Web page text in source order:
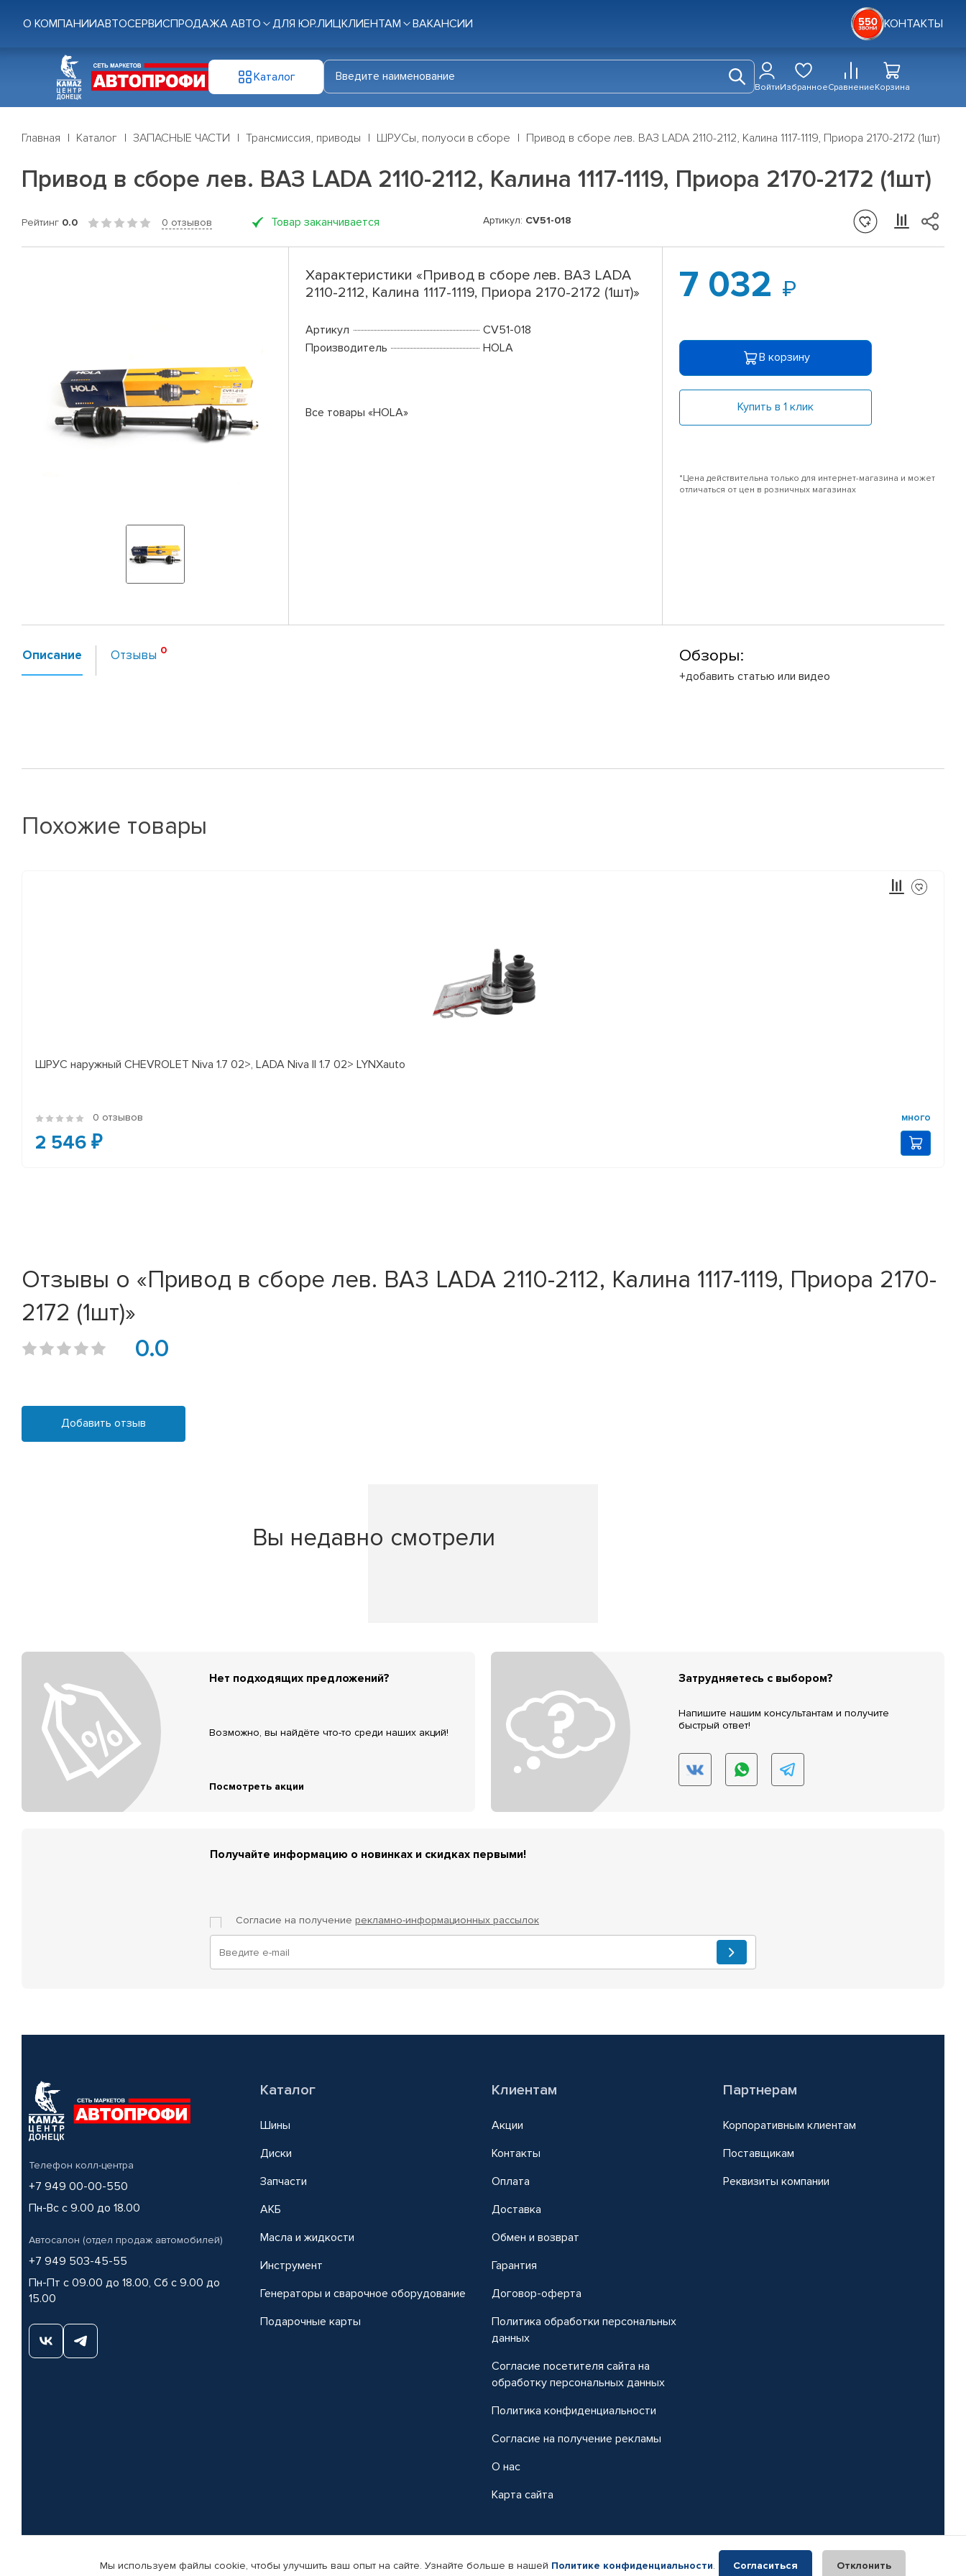
О КОМПАНИИАВТОСЕРВИСПРОДАЖА АВТО ДЛЯ ЮР.ЛИЦКЛИЕНТАМ ВАКАНСИИ КОНТАКТЫ
Каталог
ВойтиИзбранноеСравнениеКорзина
Главная Каталог ЗАПАСНЫЕ ЧАСТИ Трансмиссия, приводы ШРУСы, полуоси в сборе Привод в сборе лев. ВАЗ LADA 2110-2112, Калина 1117-1119, Приора 2170-2172 (1шт)
Привод в сборе лев. ВАЗ LADA 2110-2112, Калина 1117-1119, Приора 2170-2172 (1шт)
Рейтинг 0.0 0 отзывов Товар заканчивается Артикул: CV51-018
Характеристики «Привод в сборе лев. ВАЗ LADA
2110-2112, Калина 1117-1119, Приора 2170-2172 (1шт)»
Артикул
CV51-018
Производитель
HOLA
Все товары «HOLA»
7 032
В корзину
Купить в 1 клик
*Цена действительна только для интернет-магазина и может
отличаться от цен в розничных магазинах
Описание Отзывы Обзоры:
+добавить статью или видео
Похожие товары
ШРУС наружный CHEVROLET Niva 1.7 02>, LADA Niva II 1.7 02> LYNXauto
0 отзывов много
2 546 ₽
Отзывы о «Привод в сборе лев. ВАЗ LADA 2110-2112, Калина 1117-1119, Приора 2170-
2172 (1шт)»
0.0
Добавить отзыв
Вы недавно смотрели
Нет подходящих предложений?
Возможно, вы найдёте что-то среди наших акций!
Посмотреть акции
Затрудняетесь с выбором?
Напишите нашим консультантам и получите
быстрый ответ!
Получайте информацию о новинках и скидках первыми!
Согласие на получение рекламно-информационных рассылок
Телефон колл-центра
+7 949 00-00-550
Пн-Вс с 9.00 до 18.00
Автосалон (отдел продаж автомобилей)
+7 949 503-45-55
Пн-Пт с 09.00 до 18.00, Сб с 9.00 до
15.00
Каталог
Шины
Диски
Запчасти
АКБ
Масла и жидкости
Инструмент
Генераторы и сварочное оборудование
Подарочные карты
Клиентам
Акции
Контакты
Оплата
Доставка
Обмен и возврат
Гарантия
Договор-оферта
Политика обработки персональных
данных
Согласие посетителя сайта на
обработку персональных данных
Политика конфиденциальности
Согласие на получение рекламы
О нас
Карта сайта
Партнерам
Корпоративным клиентам
Поставщикам
Реквизиты компании
© КАМАЗ ЦЕНТР ДОНЕЦК, 2015-2026. Все права защищены. Интернет-магазин автомобильных товаров Автопрофи.
Мы используем файлы cookie, чтобы улучшить ваш опыт на сайте. Узнайте больше в нашей Политике конфиденциальности. Согласиться Отклонить